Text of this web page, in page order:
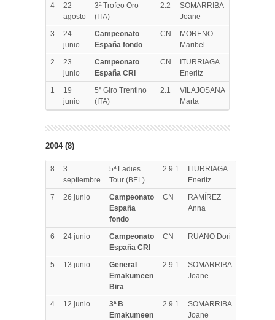
4
22
agosto
3ª Trofeo Oro
(ITA)
2.2
SOMARRIBA
Joane
3
24
junio
Campeonato
España fondo
CN
MORENO
Maribel
2
23
junio
Campeonato
España CRI
CN
ITURRIAGA
Eneritz
1
19
junio
5ª Giro Trentino
(ITA)
2.1
VILAJOSANA
Marta
2004 (8)
8
3
septiembre
5ª Ladies
Tour (BEL)
2.9.1
ITURRIAGA
Eneritz
7
26 junio
Campeonato
España
fondo
CN
RAMÍREZ
Anna
6 24 junio
Campeonato
España CRI
CN RUANO Dori
5 13 junio
General
Emakumeen
Bira
2.9.1
SOMARRIBA
Joane
4 12 junio
3ª B
Emakumeen
2.9.1
SOMARRIBA
Joane